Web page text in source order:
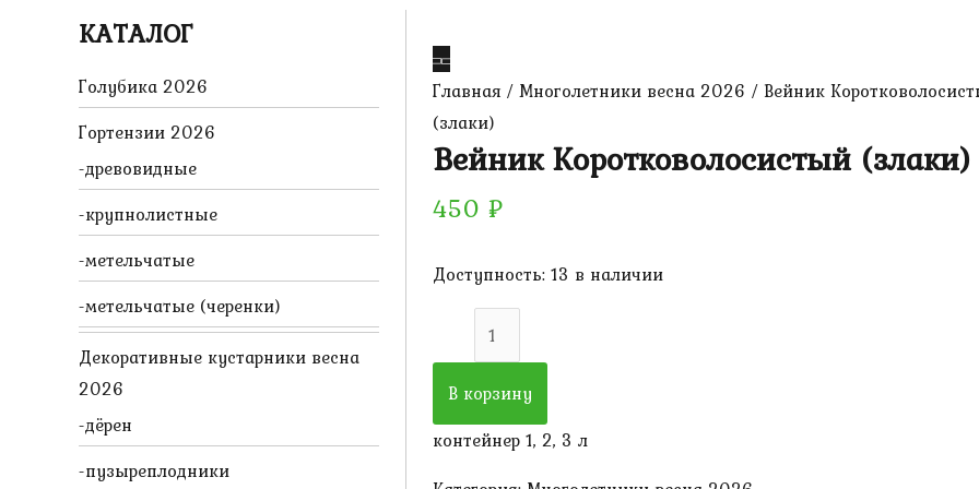
КАТАЛОГ
Голубика 2026
Гортензии 2026
древовидные
крупнолистные
метельчатые
метельчатые (черенки)
Декоративные кустарники весна
2026
дёрен
пузыреплодники
Главная / Многолетники весна 2026 / Вейник
(злаки)
Вейник Коротковолосистый (злаки)
450 ₽
Доступность: 13 в наличии
Количество
Вейник
Коротковолосистый
(злаки)
В корзину
контейнер 1, 2, 3 л